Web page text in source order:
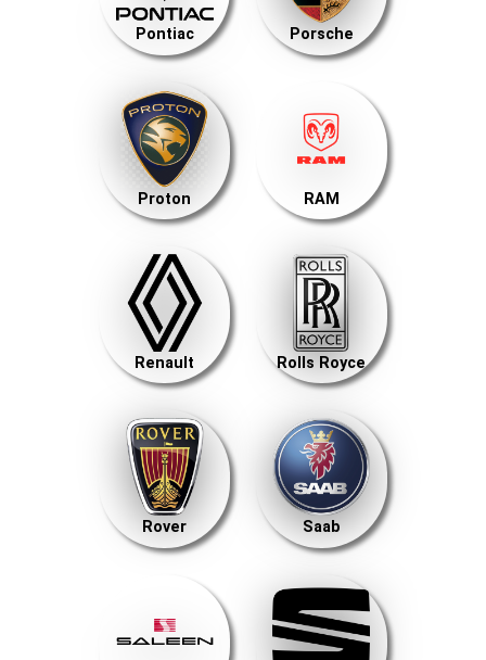
Pontiac Porsche
Proton RAM
Renault Rolls Royce
Rover Saab